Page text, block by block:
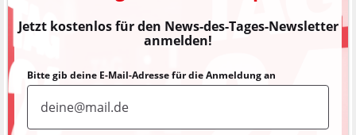
Jetzt kostenlos für den News-des-Tages-Newsletter
anmelden!
Bitte gib deine E-Mail-Adresse für die Anmeldung an